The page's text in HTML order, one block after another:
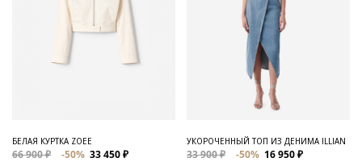
БЕЛАЯ КУРТКА ZOEE
66 900 ₽ -50% 33 450 ₽
УКОРОЧЕННЫЙ ТОП ИЗ ДЕНИМА ILLIAN
33 900 ₽ -50% 16 950 ₽